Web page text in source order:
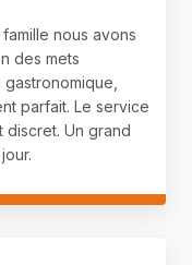
nous avons
des mets
parfait. Le service
Un grand